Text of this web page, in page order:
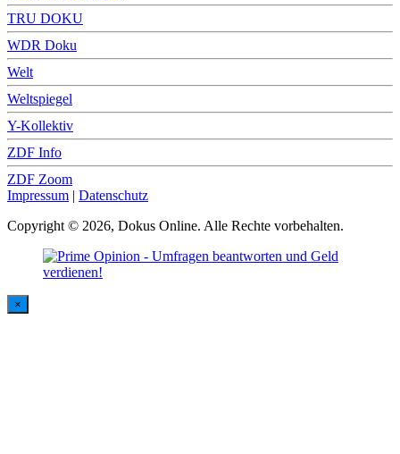
TRU DOKU
WDR Doku
Welt
Weltspiegel
Y-Kollektiv
ZDF Info
ZDF Zoom
Impressum | Datenschutz
Copyright © 2026, Dokus Online. Alle Rechte vorbehalten.
×